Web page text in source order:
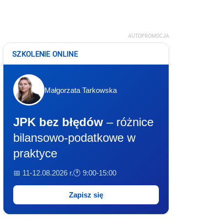
AUTOPROMOCJA
SZKOLENIE ONLINE
Małgorzata Tarkowska
JPK bez błędów – różnice
bilansowo-podatkowe w
praktyce
📅 11-12.08.2026 r.🕐 9:00-15:00
Zapisz się